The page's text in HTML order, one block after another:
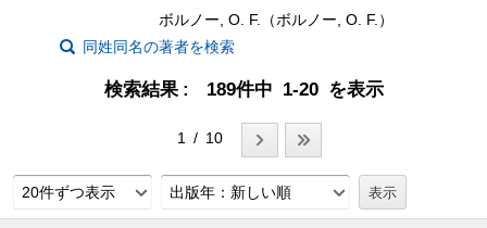
ボルノー, O. F.（ボルノー, O. F.）
同姓同名の著者を検索
検索結果 189件中 1-20 を表示
1 / 10
20件ずつ表示 出版年：新しい順